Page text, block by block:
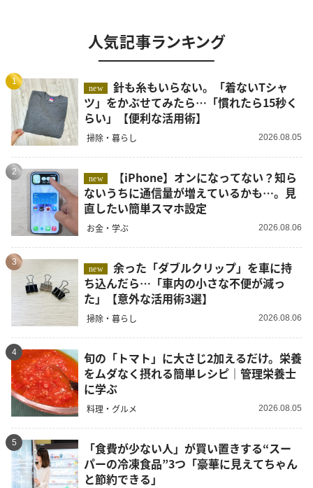
人気記事ランキング
1
new
針も糸もいらない。「着ないTシャ
ツ」をかぶせてみたら…「慣れたら15秒く
らい」【便利な活用術】
掃除・暮らし 2026.08.05
2
new
ないうちに通信量が増えているかも…。見
直したい簡単スマホ設定
お金・学ぶ 2026.08.06
3
new
余った「ダブルクリップ」を車に持
ち込んだら…「車内の小さな不便が減っ
た」【意外な活用術3選】
掃除・暮らし 2026.08.06
4
旬の「トマト」に大さじ2加えるだけ。栄養
をムダなく摂れる簡単レシピ｜管理栄養士
に学ぶ
料理・グルメ 2026.08.05
5
「食費が少ない人」が買い置きする“スー
パーの冷凍食品”3つ「豪華に見えてちゃん
と節約できる」